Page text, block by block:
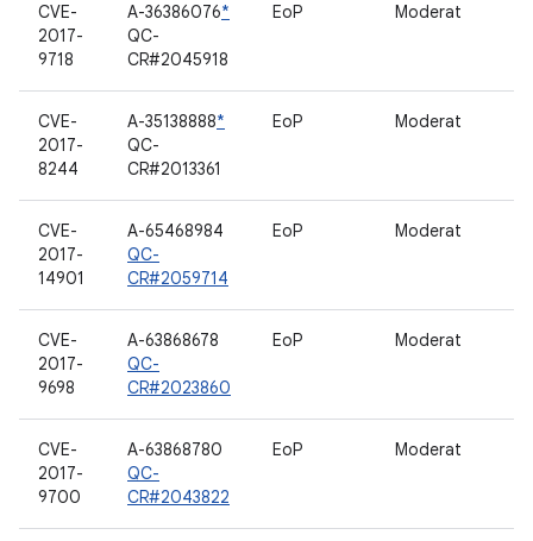
CVE-
2017-
9718
A-36386076*
QC-
CR#2045918
EoP Moderat
CVE-
2017-
8244
A-35138888*
QC-
CR#2013361
EoP Moderat
CVE-
2017-
14901
A-65468984
QC-
CR#2059714
EoP Moderat
CVE-
2017-
9698
A-63868678
QC-
CR#2023860
EoP Moderat
CVE-
2017-
9700
A-63868780
QC-
CR#2043822
EoP Moderat